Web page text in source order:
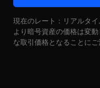
現在のレート：リアルタ
より暗号資産の価格は変
な取引価格となることにご